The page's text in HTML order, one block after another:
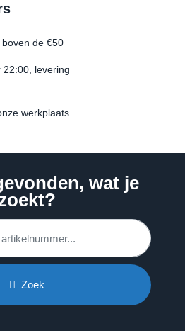
boven de €50
22:00, levering
werkplaats
wat je
Zoek